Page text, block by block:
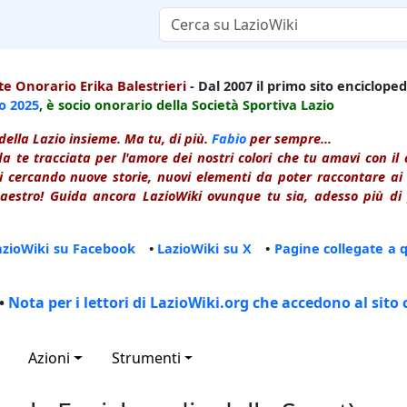
Onorario Erika Balestrieri - Dal 2007 il primo sito
2025, è socio onorario della Società Sportiva Lazio
Lazio insieme. Ma tu, di più. Fabio per sempre...
te tracciata per l'amore dei nostri colori che tu amavi con
cercando nuove storie, nuovi elementi da poter raccontare
Guida ancora LazioWiki ovunque tu sia, adesso più
su Facebook • LazioWiki su X • Pagine collegate a
Nota per i lettori di LazioWiki.org che accedono al sito
Azioni Strumenti